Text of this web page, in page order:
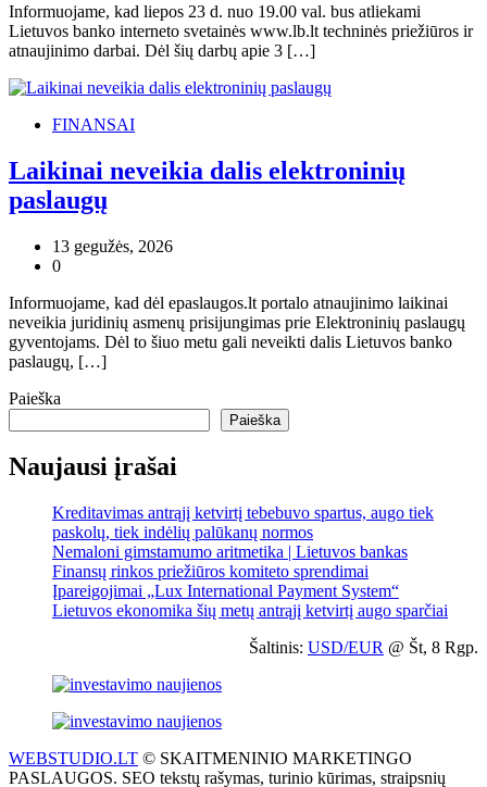
Informuojame, kad liepos 23 d. nuo 19.00 val. bus atliekami
Lietuvos banko interneto svetainės www.lb.lt techninės priežiūros ir
atnaujinimo darbai. Dėl šių darbų apie 3 […]
FINANSAI
Laikinai neveikia dalis elektroninių
paslaugų
13 gegužės, 2026
0
Informuojame, kad dėl epaslaugos.lt portalo atnaujinimo laikinai
neveikia juridinių asmenų prisijungimas prie Elektroninių paslaugų
gyventojams. Dėl to šiuo metu gali neveikti dalis Lietuvos banko
paslaugų, […]
Paieška
Paieška
Naujausi įrašai
Kreditavimas antrąjį ketvirtį tebebuvo spartus, augo tiek
paskolų, tiek indėlių palūkanų normos
Nemaloni gimstamumo aritmetika | Lietuvos bankas
Finansų rinkos priežiūros komiteto sprendimai
Įpareigojimai „Lux International Payment System“
Lietuvos ekonomika šių metų antrąjį ketvirtį augo sparčiai
Šaltinis: USD/EUR @ Št, 8 Rgp.
WEBSTUDIO.LT © SKAITMENINIO MARKETINGO
PASLAUGOS. SEO tekstų rašymas, turinio kūrimas, straipsnių